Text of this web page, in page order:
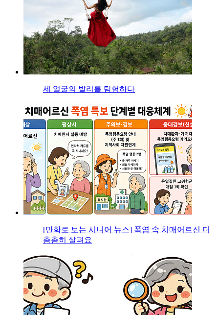
세 얼굴의 발리를 탐험하다
[만화로 보는 시니어 뉴스] 폭염 속 치매어르신 더
촘촘히 살펴요